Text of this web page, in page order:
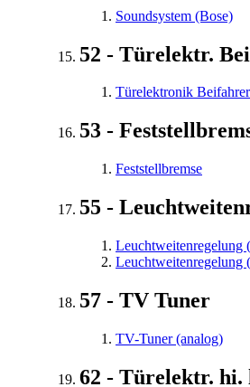
Soundsystem (Bose)
52 - Türelektr.
Türelektronik Beifahrer
53 -
Feststellbremse
55 -
Leuchtweitenregelung
57 - TV Tuner
TV-Tuner (analog)
62 - Türelektr. hi.